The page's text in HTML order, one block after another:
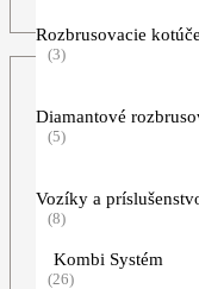
Rozbrusovacie
(3)
Diamantové
(5)
Vozíky a
(8)
Kombi Systém
(26)